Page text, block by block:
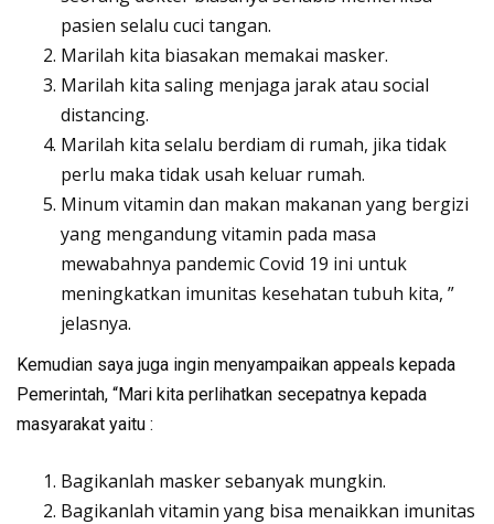
pasien selalu cuci tangan.
Marilah kita biasakan memakai masker.
Marilah kita saling menjaga jarak atau social
distancing.
Marilah kita selalu berdiam di rumah, jika tidak
perlu maka tidak usah keluar rumah.
Minum vitamin dan makan makanan yang bergizi
yang mengandung vitamin pada masa
mewabahnya pandemic Covid 19 ini untuk
meningkatkan imunitas kesehatan tubuh kita, ”
jelasnya.
Kemudian saya juga ingin menyampaikan appeals kepada
Pemerintah, “Mari kita perlihatkan secepatnya kepada
masyarakat yaitu :
Bagikanlah masker sebanyak mungkin.
Bagikanlah vitamin yang bisa menaikkan imunitas